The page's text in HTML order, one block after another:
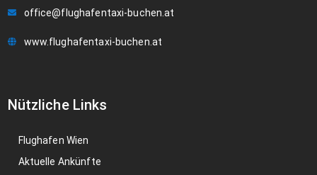
office@flughafentaxi-buchen.at
www.flughafentaxi-buchen.at
Nützliche Links
Flughafen Wien
Aktuelle Ankünfte